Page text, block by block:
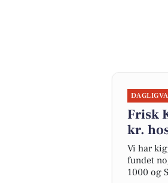
Frisk
kr.
Vi har
fundet
1000 og